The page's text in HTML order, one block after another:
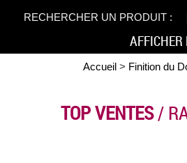
RECHERCHER UN PRODUIT :
AFFICHER
Accueil > Finition du
TOP VENTES/